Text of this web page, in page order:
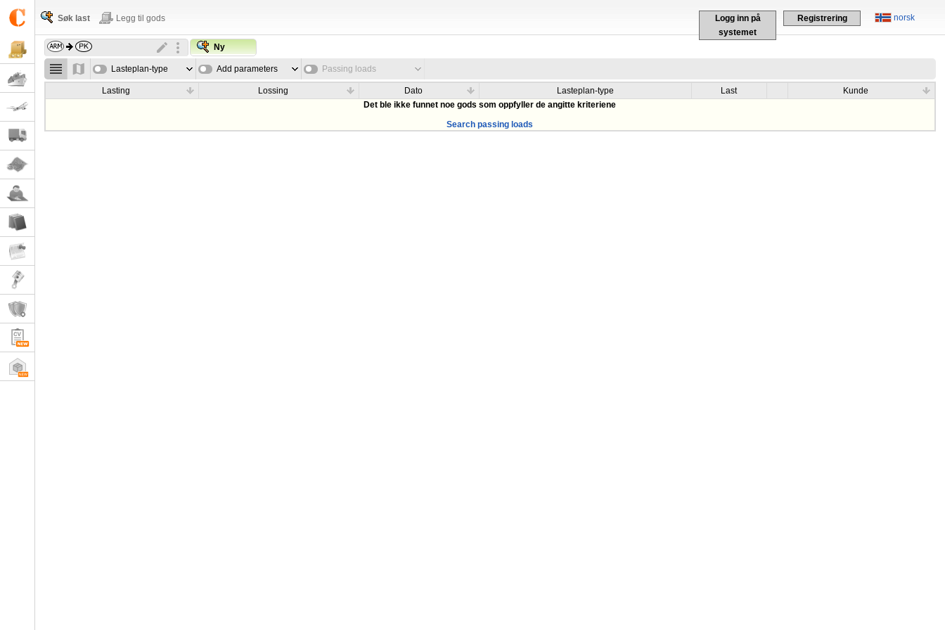
norsk
Logg inn på
systemet
Registrering
Søk last Legg til gods
Ny
Lasteplan-type Add parameters Passing loads
Lasting Lossing Dato Lasteplan-type Last
Kunde
Det ble ikke funnet noe gods som oppfyller de angitte kriteriene
Search passing loads